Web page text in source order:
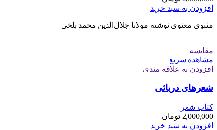
افزودن به سبد خرید
مثنوی معنوی نوشته مولانا جلال‌الدین محمد بلخی
مقایسه
مشاهده سریع
افزودن به علاقه مندی
شعرهای دریائی
کتاب شعر
2,000,000 تومان
افزودن به سبد خرید